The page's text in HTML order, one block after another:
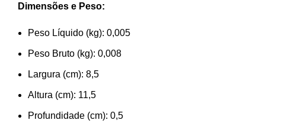
Dimensões e Peso:
Peso Líquido (kg): 0,005
Peso Bruto (kg): 0,008
Largura (cm): 8,5
Altura (cm): 11,5
Profundidade (cm): 0,5